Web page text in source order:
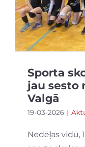
Sporta
jau sesto
Valgā
19-03-2026 |
Nedēļas vidū,